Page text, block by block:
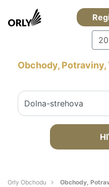
Obchody,
Orly Obchodu Obchody,